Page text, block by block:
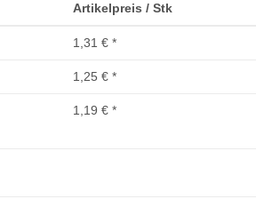
Artikelpreis / Stk
1,31 € *
1,25 € *
1,19 € *